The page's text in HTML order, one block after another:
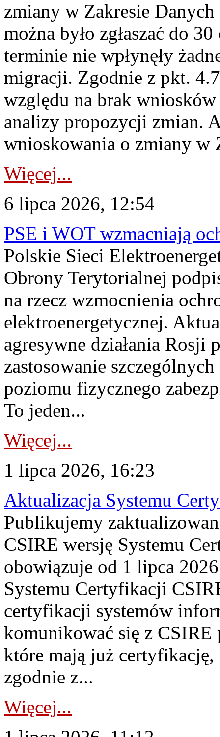
zmiany w Zakresie
można było zgłaszać do
terminie nie wpłynęły
migracji. Zgodnie z pkt.
względu na brak
analizy propozycji zmian.
wnioskowania o zmiany w
Więcej...
6 lipca 2026, 12:54
PSE i WOT wzmacniają
Polskie Sieci
Obrony Terytorialnej
na rzecz wzmocnienia
elektroenergetycznej.
agresywne działania Rosji
zastosowanie
poziomu fizycznego
To jeden...
Więcej...
1 lipca 2026, 16:23
Aktualizacja Systemu
Publikujemy
CSIRE wersję Systemu
obowiązuje od 1 lipca
Systemu Certyfikacji
certyfikacji systemów
komunikować się z
które mają już
zgodnie z...
Więcej...